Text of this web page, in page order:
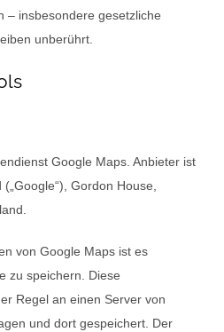
– insbesondere gesetzliche
unberührt.
Google Maps. Anbieter ist
Gordon House,
von Google Maps ist es
zu speichern. Diese
Regel an einen Server von
und dort gespeichert. Der